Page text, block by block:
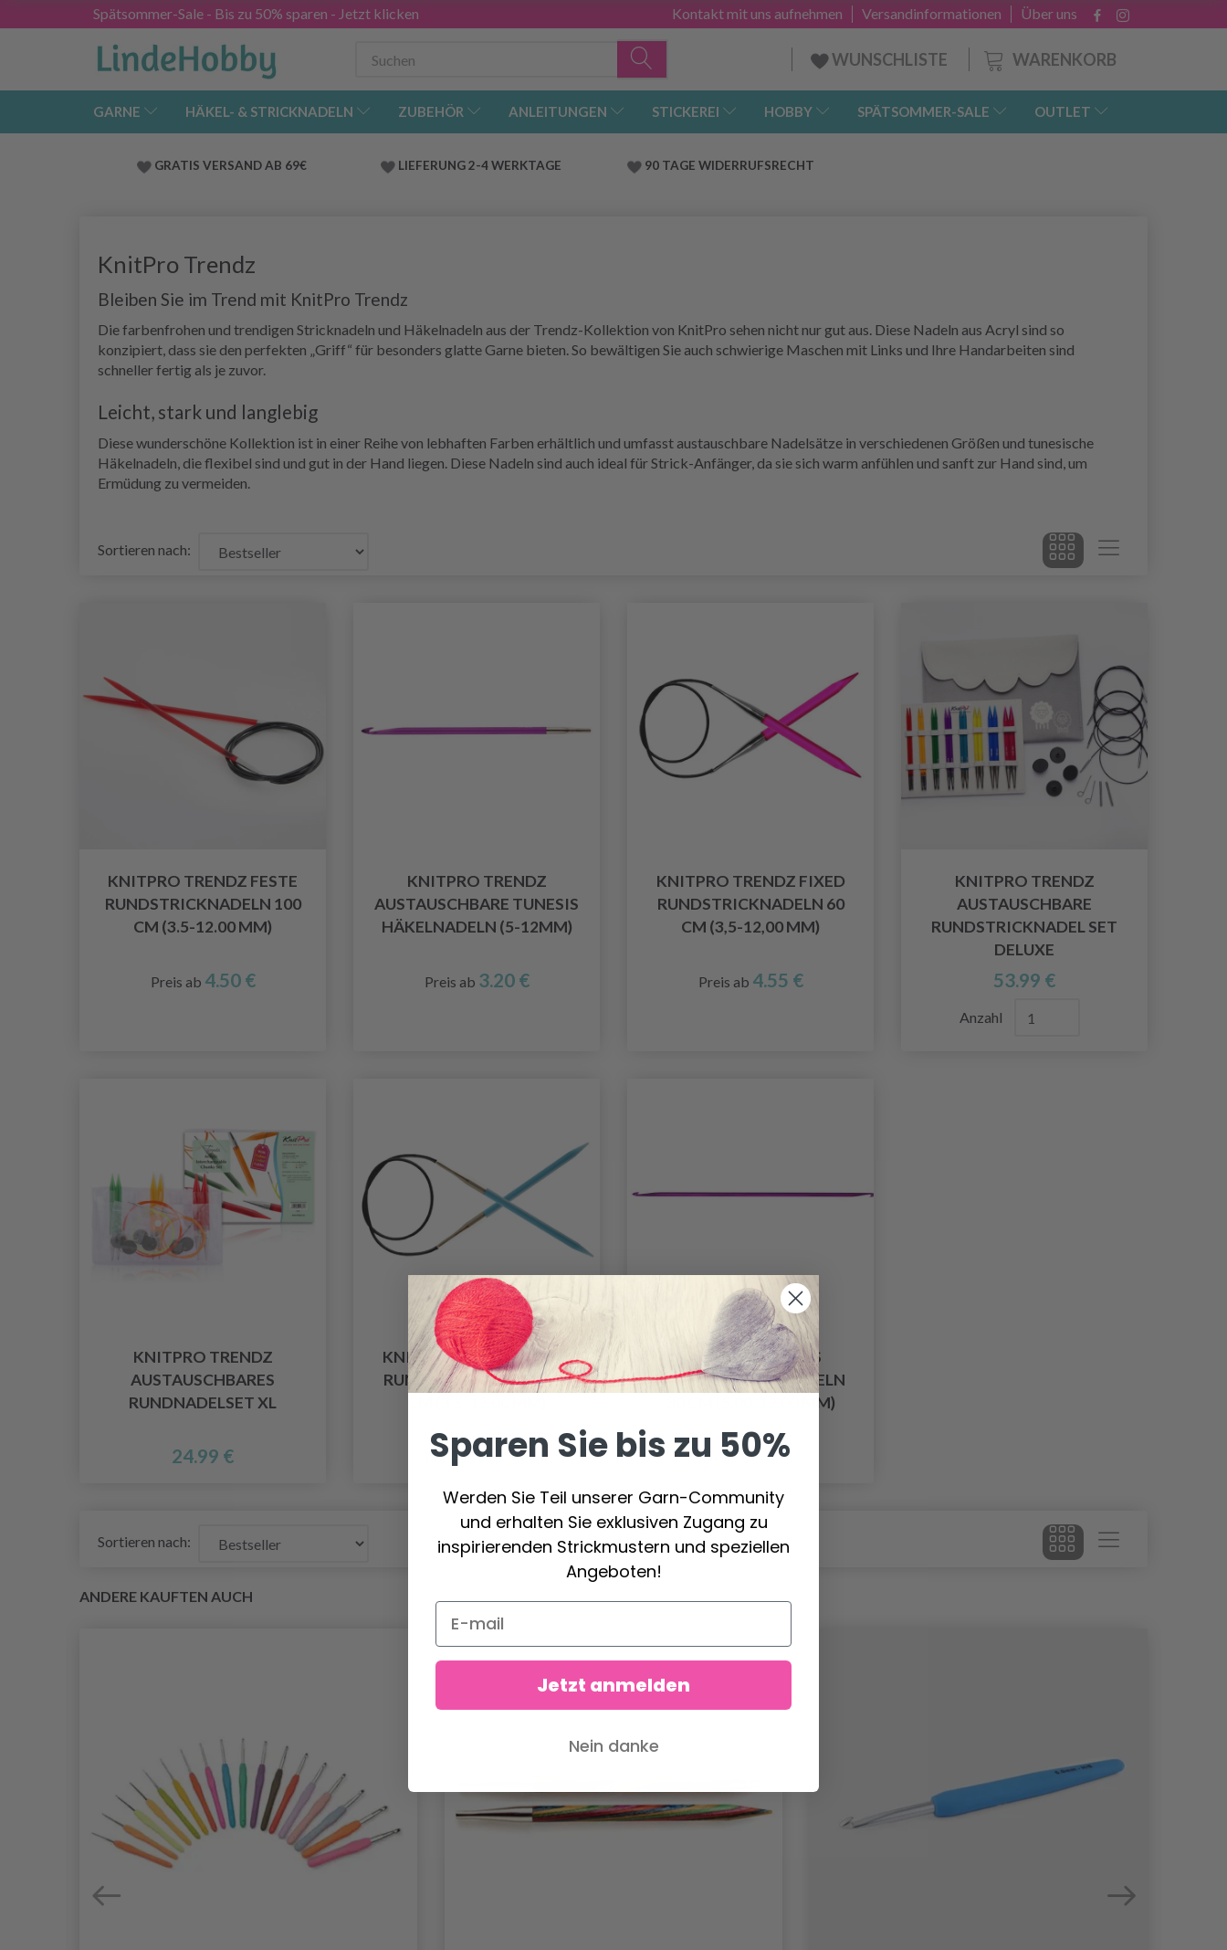
Spätsommer-Sale - Bis zu 50% sparen - Jetzt klicken Über uns
Versandinformationen
Kontakt mit uns aufnehmen
WARENKORB
WUNSCHLISTE
GARNE HÄKEL- & STRICKNADELN ZUBEHÖR ANLEITUNGEN STICKEREI HOBBY SPÄTSOMMER-SALE OUTLET
GRATIS VERSAND AB 69€ LIEFERUNG 2-4 WERKTAGE 90 TAGE WIDERRUFSRECHT
KnitPro Trendz
Bleiben Sie im Trend mit KnitPro Trendz
Die farbenfrohen und trendigen Stricknadeln und Häkelnadeln aus der Trendz-Kollektion von KnitPro sehen nicht nur gut aus. Diese Nadeln aus Acryl sind so
konzipiert, dass sie den perfekten „Griff“ für besonders glatte Garne bieten. So bewältigen Sie auch schwierige Maschen mit Links und Ihre Handarbeiten sind
schneller fertig als je zuvor.
Leicht, stark und langlebig
Diese wunderschöne Kollektion ist in einer Reihe von lebhaften Farben erhältlich und umfasst austauschbare Nadelsätze in verschiedenen Größen und tunesische
Häkelnadeln, die flexibel sind und gut in der Hand liegen. Diese Nadeln sind auch ideal für Strick-Anfänger, da sie sich warm anfühlen und sanft zur Hand sind, um
Ermüdung zu vermeiden.
Sortieren nach:
KNITPRO TRENDZ FESTE
RUNDSTRICKNADELN 100
CM (3.5-12.00 MM)
Preis ab 4.50 €
KNITPRO TRENDZ
AUSTAUSCHBARE TUNESIS
HÄKELNADELN (5-12MM)
Preis ab 3.20 €
KNITPRO TRENDZ FIXED
RUNDSTRICKNADELN 60
CM (3,5-12,00 MM)
Preis ab 4.55 €
KNITPRO TRENDZ
AUSTAUSCHBARE
RUNDSTRICKNADEL SET
DELUXE
53.99 €
Anzahl
KNITPRO TRENDZ
AUSTAUSCHBARES
RUNDNADELSET XL
24.99 €
KNITPRO TRENDZ FIXED
RUNDSTRICKNADELN 80
Preis ab4.75 €
KNITPRO TUNESIS
DOPPELT HÄKELNADELN
30 CM (5.00-12.00 MM)
Preis ab4.45 €
Sortieren nach:
ANDERE KAUFTEN AUCH
Sparen Sie bis zu 50%
Werden Sie Teil unserer Garn-Community
und erhalten Sie exklusiven Zugang zu
inspirierenden Strickmustern und speziellen
Angeboten!
Jetzt anmelden
Nein danke